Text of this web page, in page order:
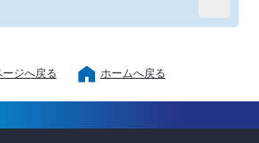
ジへ戻る ホームへ戻る